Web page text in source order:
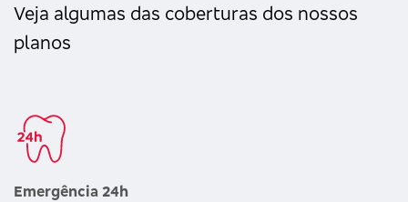
Veja algumas das coberturas dos nossos
planos
Emergência 24h